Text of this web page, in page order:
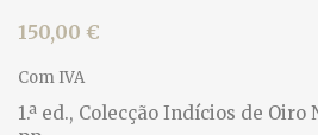
150,00 €
Com IVA
1.ª ed., Colecção Indícios de Oiro